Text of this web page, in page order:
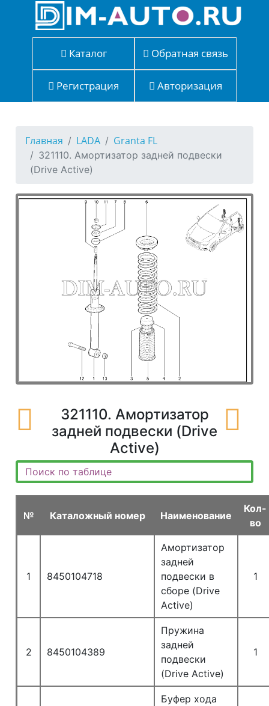
Каталог Обратная связь
Регистрация Авторизация
Главная LADA Granta FL
321110. Амортизатор задней подвески
(Drive Active)
321110. Амортизатор
задней подвески (Drive
Active)
№ Каталожный номер Наименование
Кол-
во
1 8450104718
Амортизатор
задней
подвески в
сборе (Drive
Active)
1
2 8450104389
Пружина
задней
подвески
(Drive Active)
1
Буфер хода